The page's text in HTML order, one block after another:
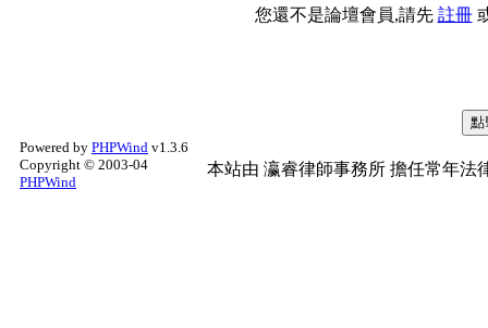
您還不是論壇會員,請先 註冊
Powered by PHPWind v1.3.6
Copyright © 2003-04
PHPWind
本站由 瀛睿律師事務所 擔任常年法